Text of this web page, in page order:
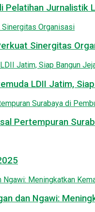
Pelatihan Jurnalistik
Sinergitas
LDII Jatim,
Pertempuran
dan Ngawi: